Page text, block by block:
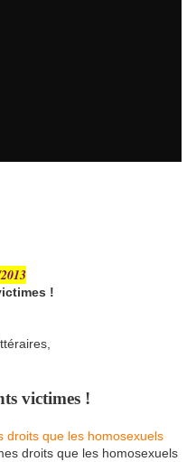
!
victimes !
droits que les homosexuels